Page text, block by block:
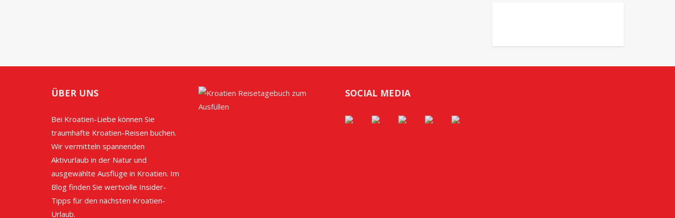
ÜBER UNS
Bei Kroatien-Liebe können Sie
traumhafte Kroatien-Reisen buchen.
Wir vermitteln spannenden
Aktivurlaub in der Natur und
ausgewählte Ausflüge in Kroatien. Im
Blog finden Sie wertvolle Insider-
Tipps für den nächsten Kroatien-
Urlaub.
SOCIAL MEDIA